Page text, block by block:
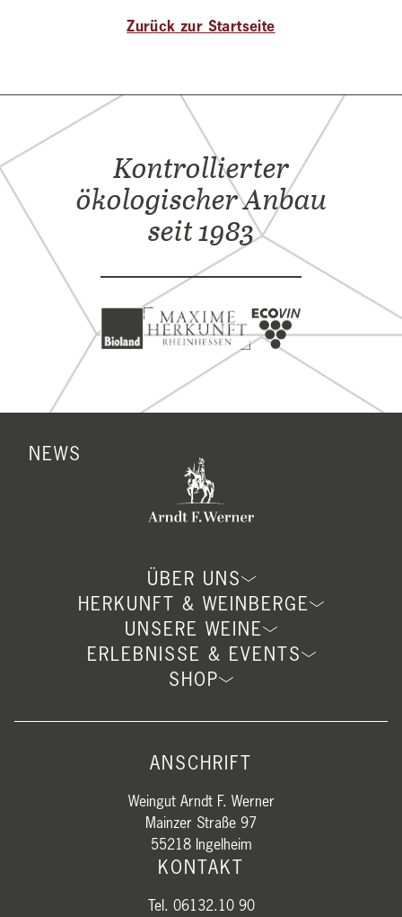
Zurück zur Startseite
Kontrollierter
ökologischer Anbau
seit 1983
NEWS
ÜBER UNS
HERKUNFT & WEINBERGE
UNSERE WEINE
ERLEBNISSE & EVENTS
SHOP
ANSCHRIFT
Weingut Arndt F. Werner
Mainzer Straße 97
55218 Ingelheim
KONTAKT
Tel. 06132.10 90